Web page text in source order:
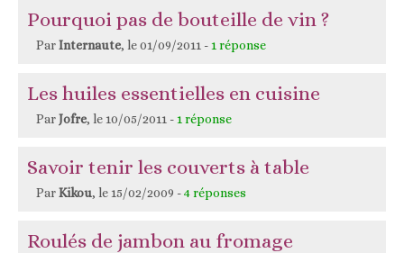
Pourquoi pas de bouteille de vin ?
ParInternaute, le 01/09/2011 -1 réponse
Les huiles essentielles en cuisine
ParJofre, le 10/05/2011 -1 réponse
Savoir tenir les couverts à table
ParKikou, le 15/02/2009 -4 réponses
Roulés de jambon au fromage